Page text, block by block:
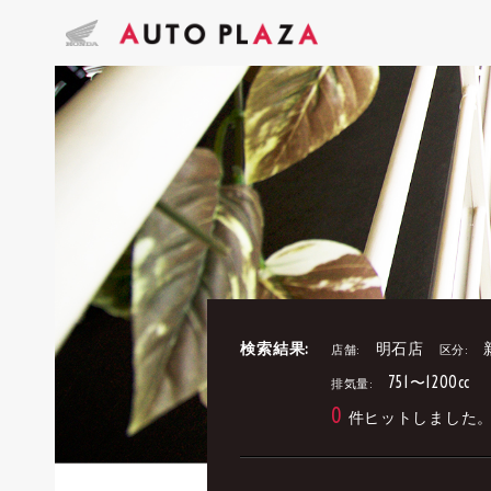
検索結果: 店舗: 明石店 区分:
排気量: 751〜1200cc
0 件ヒットしました。